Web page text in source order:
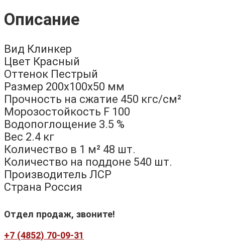
Описание
Вид Клинкер
Цвет Красный
Оттенок Пестрый
Размер 200х100х50 мм
Прочность на сжатие 450 кгс/см²
Морозостойкость F 100
Водопоглощение 3.5 %
Вес 2.4 кг
Количество в 1 м² 48 шт.
Количество на поддоне 540 шт.
Производитель ЛСР
Страна Россия
Отдел продаж, звоните!
+7 (4852) 70-09-31